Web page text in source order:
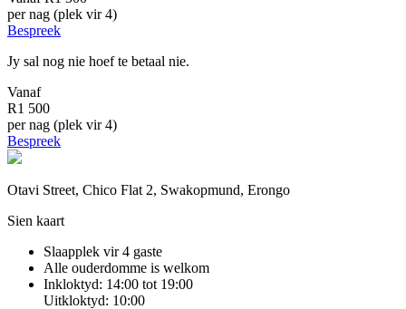
per nag (plek vir 4)
Bespreek
Jy sal nog nie hoef te betaal nie.
Vanaf
R1 500
per nag (plek vir 4)
Bespreek
Otavi Street, Chico Flat 2, Swakopmund, Erongo
Sien kaart
Slaapplek vir 4 gaste
Alle ouderdomme is welkom
Inkloktyd: 14:00 tot 19:00
Uitkloktyd: 10:00